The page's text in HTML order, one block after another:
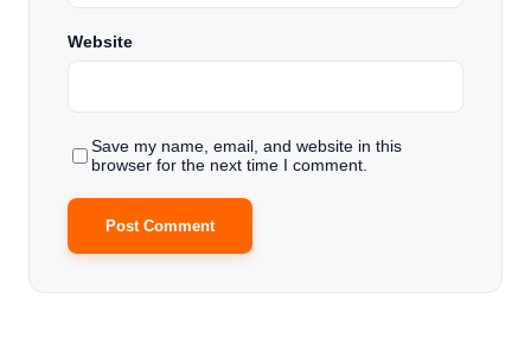
Website
Save my name, email, and website in this
browser for the next time I comment.